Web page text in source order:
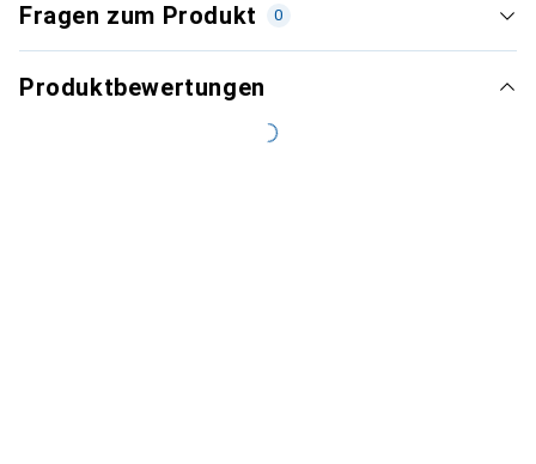
Fragen zum Produkt 0
Produktbewertungen